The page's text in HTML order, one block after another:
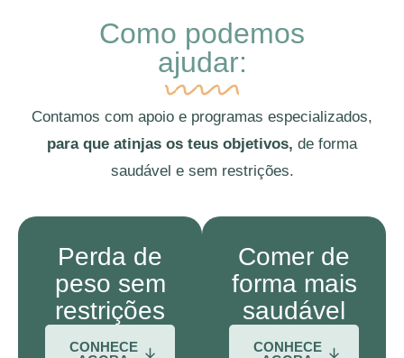
Como podemos
ajudar:
Contamos com apoio e programas especializados,
para que atinjas os teus objetivos, de forma
saudável e sem restrições.
Perda de
peso sem
restrições
CONHECE
Comer de
forma mais
saudável
CONHECE